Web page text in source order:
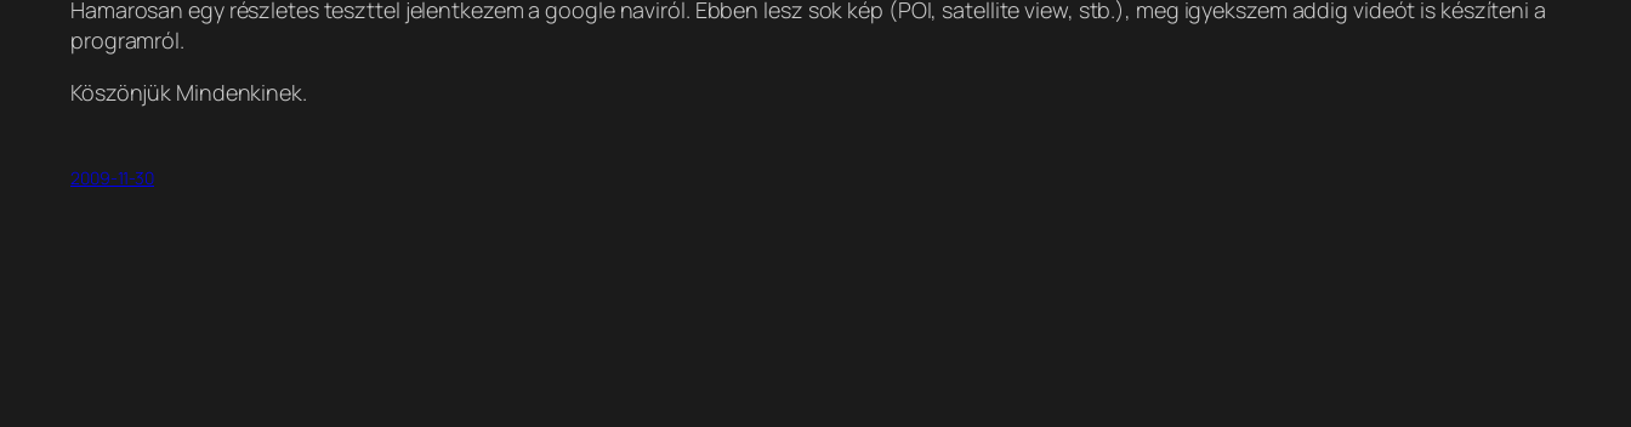
Hamarosan egy részletes teszttel jelentkezem a google naviról. Ebben lesz sok kép (POI, satellite view, stb.), meg igyekszem addig videót is készíteni a
programról.
Köszönjük Mindenkinek.
2009-11-30